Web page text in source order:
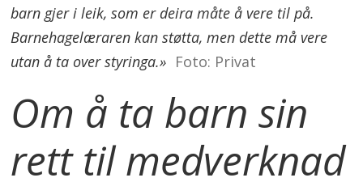
barn gjer i leik, som er deira måte å vere til på.
Barnehagelæraren kan støtta, men dette må vere
utan å ta over styringa.» Foto: Privat
Om å ta barn sin
rett til medverknad